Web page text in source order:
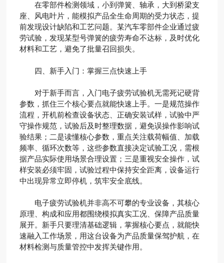
在零部件检测领域，小到弹簧、轴承，大到桥梁支
座、风电叶片，能模拟产品全生命周期的受力状态，提
前发现设计缺陷和工艺问题。某汽车零部件企业通过疲
劳试验，发现某型号弹簧的疲劳寿命不达标，及时优化
材料和工艺，避免了批量召回损失。
四、新手入门：掌握三点快速上手
对于新手而言，入门电子疲劳试验机无需死记硬背
参数，抓住三个核心要点就能快速上手。一是规范操作
流程，开机前检查设备状态、正确安装试样，试验中严
守操作规范，试验后及时整理数据，避免误操作影响试
验结果；二是读懂核心参数，重点关注载荷幅值、加载
频率、循环次数等，这些参数直接决定试验工况，需根
据产品实际使用场景合理设置；三是重视安全操作，试
样安装必须牢固，试验过程中保持安全距离，设备运行
中出现异常立即停机，筑牢安全底线。
电子疲劳试验机并非高不可攀的专业设备，其核心
原理、构成和应用都围绕模拟真实工况、保障产品质量
展开。新手只要理清基础逻辑，掌握核心要点，就能快
速融入工作场景，用这台设备为产品质量保驾护航，在
材料检测与质量管控中发挥关键作用。